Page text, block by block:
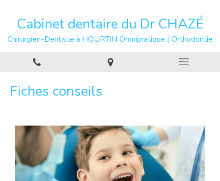
Cabinet dentaire du Dr CHAZÉ
Chirurgien-Dentiste à HOURTIN Omnipratique | Orthodontie
Fiches conseils